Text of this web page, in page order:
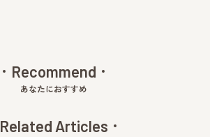
Recommend
あなたにおすすめ
Related Articles